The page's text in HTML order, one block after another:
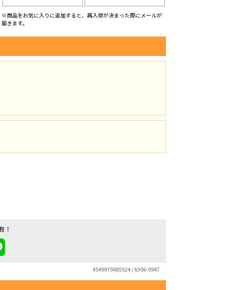
※商品をお気に入りに追加すると、再入荷が決まった際にメールが
届きます。
！
4549970485524 / 6306-0947